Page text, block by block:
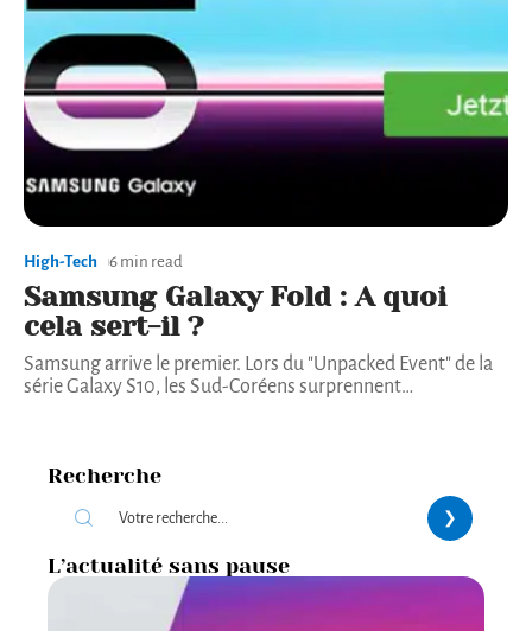
High-Tech 6 min read
Samsung Galaxy Fold : A quoi
cela sert-il ?
Samsung arrive le premier. Lors du "Unpacked Event" de la
série Galaxy S10, les Sud-Coréens surprennent…
Recherche
L’actualité sans pause